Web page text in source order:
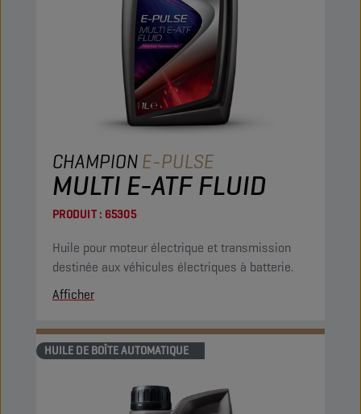
CHAMPIONE-PULSE
MULTI E-ATF FLUID
PRODUIT : 65305
Huile pour moteur électrique et transmission
destinée aux véhicules électriques à batterie.
Afficher
HUILE DE BOÎTE AUTOMATIQUE